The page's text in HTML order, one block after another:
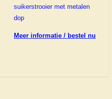
suikerstrooier met metalen
dop
Meer informatie / bestel nu